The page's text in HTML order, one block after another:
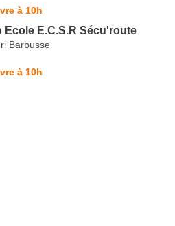
à 10h
Ecole E.C.S.R Sécu'route
Barbusse
à 10h